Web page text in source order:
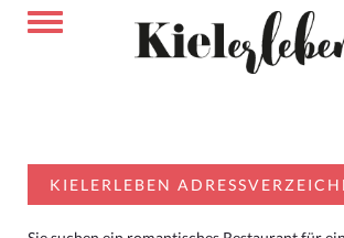
KIELERLEBEN